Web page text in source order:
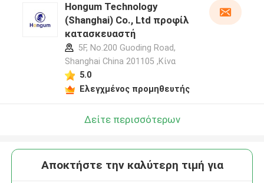
Hongum Technology
(Shanghai) Co., Ltd προφίλ
κατασκευαστή
5F, No.200 Guoding Road,
Shanghai China 201105 ,Κίνα
5.0
Ελεγχμένος προμηθευτής
Δείτε περισσότερων
Αποκτήστε την καλύτερη τιμή για